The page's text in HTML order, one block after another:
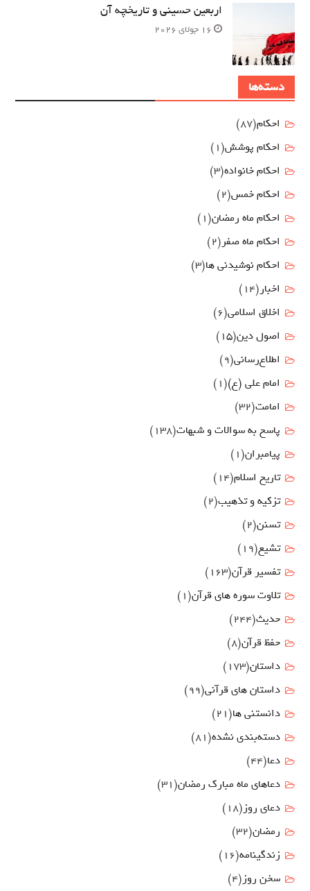
اربعین حسینی و تاریخچه آن
16 جولای 2026
دسته‌ها
احکام(87)
احکام پوشش(1)
احکام خانواده(3)
احکام خمس(2)
احکام ماه رمضان(1)
احکام ماه صفر(2)
احکام نوشیدنی ها(3)
اخبار(14)
اخلاق اسلامی(6)
اصول دين(15)
اطلاع‌رسانی(9)
امام علي (ع)(1)
امامت(32)
پاسخ به سوالات و شبهات(138)
پیامبران(1)
تاریخ اسلام(14)
تزکیه و تذهیب(2)
تسنن(2)
تشیع(19)
تفسیر قرآن(163)
تلاوت سوره های قرآن(1)
حدیث(244)
حفظ قرآن(8)
داستان(173)
داستان های قرآنی(99)
دانستنی ها(21)
دسته‌بندی نشده(81)
دعا(44)
دعاهای ماه مبارک رمضان(31)
دعای روز(18)
رمضان(32)
زندگینامه(16)
سخن روز(4)